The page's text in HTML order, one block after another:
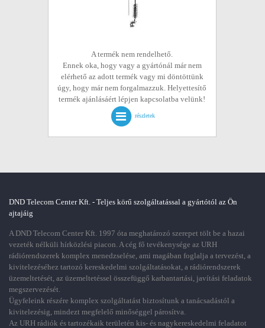
A termék nem rendelhető.
Ennek oka, hogy vagy a gyártónál már nem
elérhető az adott termék vagy mi döntöttünk
úgy, hogy már nem forgalmazzuk. Helyettesítő
termék ajánlásáért lépjen kapcsolatba velünk!
részletek
DND Telecom Center Kft. - Teljes körű szolgáltatással a gyártótól az Ön
ajtajáig
A DND Telecom Center Kft. 1997 óta meghatározó szerepet tölt be a hazai
vezeték nélküli hírközlési piacon. A cég fő tevékenysége az URH
rádiórendszerek komplex menedzselése, ami magában foglalja a tervezést, a
kivitelezéséhez tartozó kereskedelmi szolgáltatásokat, a rádiórendszerek
üzemeltetését, az üzemeltetéssel összefüggő karbantartási, javítási feladatok
megszervezését.
Ügyfeleink részére komplex szolgáltatást biztosítunk a tanácsadástól a
kivitelezésig, mindezt megfelelő minőséggel párosítva.
Az URH rádiók és tartozékaik területén kis- és nagykereskedelmi feladatot